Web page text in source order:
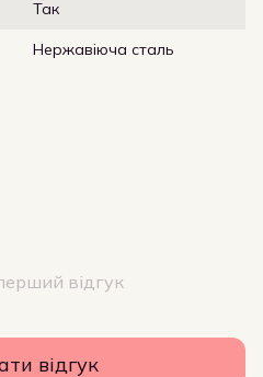
Так
Нержавіюча сталь
відгук
відгук